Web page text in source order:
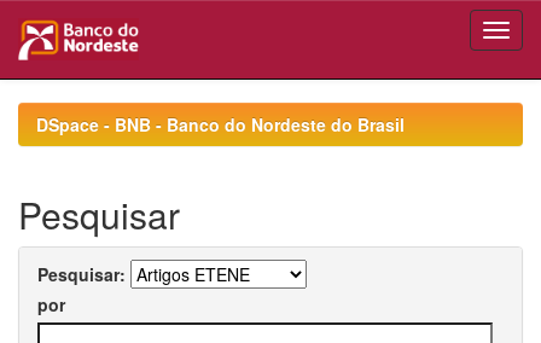
navigationDSpace - BNB - Banco do Nordeste do Brasil
Pesquisar
Pesquisar:
por